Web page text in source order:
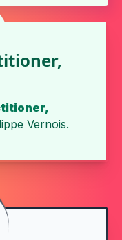
Vernois.